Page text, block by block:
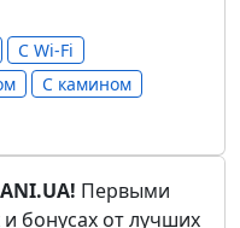
С Wi-Fi
С камином
Первыми
и бонусах от лучших